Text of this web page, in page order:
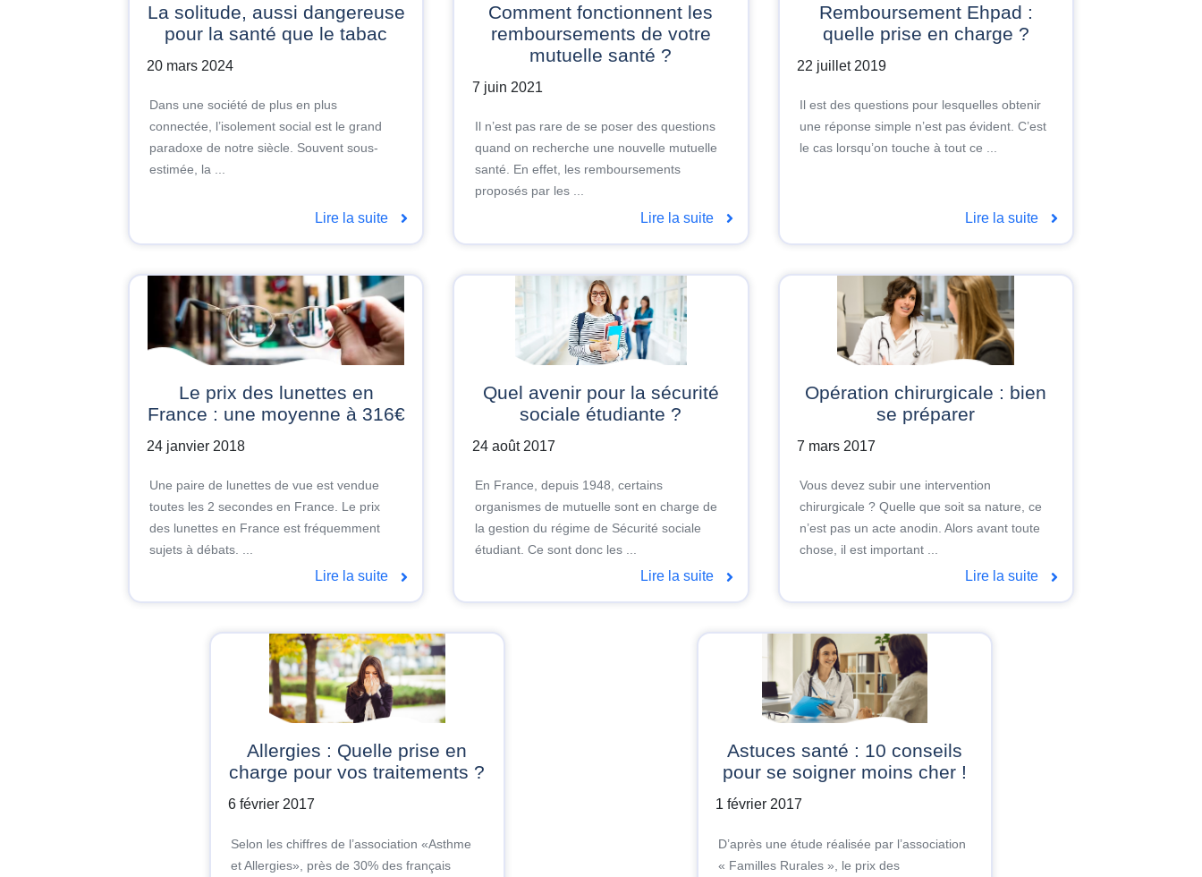
La solitude, aussi dangereuse
pour la santé que le tabac
20 mars 2024
Dans une société de plus en plus
connectée, l’isolement social est le grand
paradoxe de notre siècle. Souvent sous-
estimée, la ...
Lire la suite
Comment fonctionnent les
remboursements de votre
mutuelle santé ?
7 juin 2021
Il n’est pas rare de se poser des questions
quand on recherche une nouvelle mutuelle
santé. En effet, les remboursements
proposés par les ...
Lire la suite
Remboursement Ehpad :
quelle prise en charge ?
22 juillet 2019
Il est des questions pour lesquelles obtenir
une réponse simple n’est pas évident. C’est
le cas lorsqu’on touche à tout ce ...
Lire la suite
Le prix des lunettes en
France : une moyenne à 316€
24 janvier 2018
Une paire de lunettes de vue est vendue
toutes les 2 secondes en France. Le prix
des lunettes en France est fréquemment
sujets à débats. ...
Lire la suite
Quel avenir pour la sécurité
sociale étudiante ?
24 août 2017
En France, depuis 1948, certains
organismes de mutuelle sont en charge de
la gestion du régime de Sécurité sociale
étudiant. Ce sont donc les ...
Lire la suite
Opération chirurgicale : bien
se préparer
7 mars 2017
Vous devez subir une intervention
chirurgicale ? Quelle que soit sa nature, ce
n’est pas un acte anodin. Alors avant toute
chose, il est important ...
Lire la suite
Allergies : Quelle prise en
charge pour vos traitements ?
6 février 2017
Selon les chiffres de l’association «Asthme
et Allergies», près de 30% des français
Astuces santé : 10 conseils
pour se soigner moins cher !
1 février 2017
D’après une étude réalisée par l’association
« Familles Rurales », le prix des